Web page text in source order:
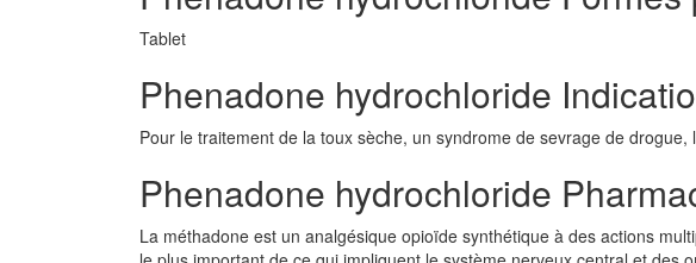
Tablet
Phenadone hydrochloride
Pour le traitement de la toux sèche, un syndrome de sevrage de
Phenadone hydrochloride
La méthadone est un analgésique opioïde synthétique à des actions